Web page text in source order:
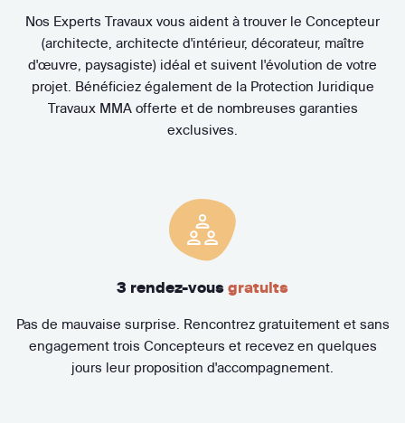
Nos Experts Travaux vous aident à trouver le Concepteur
(architecte, architecte d'intérieur, décorateur, maître
d'œuvre, paysagiste) idéal et suivent l'évolution de votre
projet. Bénéficiez également de la Protection Juridique
Travaux MMA offerte et de nombreuses garanties
exclusives.
3 rendez-vous gratuits
Pas de mauvaise surprise. Rencontrez gratuitement et sans
engagement trois Concepteurs et recevez en quelques
jours leur proposition d'accompagnement.